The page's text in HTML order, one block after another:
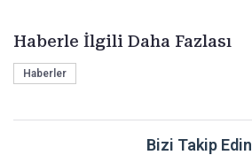
Haberle İlgili Daha Fazlası
Haberler
Bizi Takip Edin